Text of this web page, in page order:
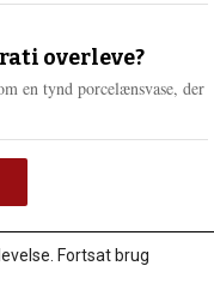
overleve?
en tynd porcelænsvase, der
Fortsat brug